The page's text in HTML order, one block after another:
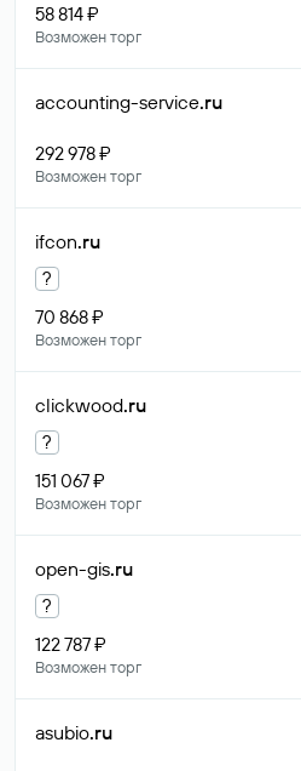
58 814 ₽
Возможен торг
accounting-service.ru
292 978 ₽
Возможен торг
ifcon.ru
?
70 868 ₽
Возможен торг
clickwood.ru
?
151 067 ₽
Возможен торг
open-gis.ru
?
122 787 ₽
Возможен торг
asubio.ru